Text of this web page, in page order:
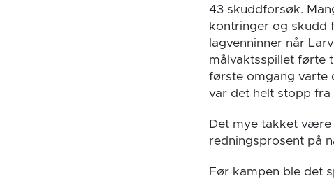
43 skuddforsøk.
kontringer og skudd
lagvenninner når
målvaktsspillet førte
første omgang varte
var det helt stopp fra
Det mye takket være
redningsprosent på
Før kampen ble det